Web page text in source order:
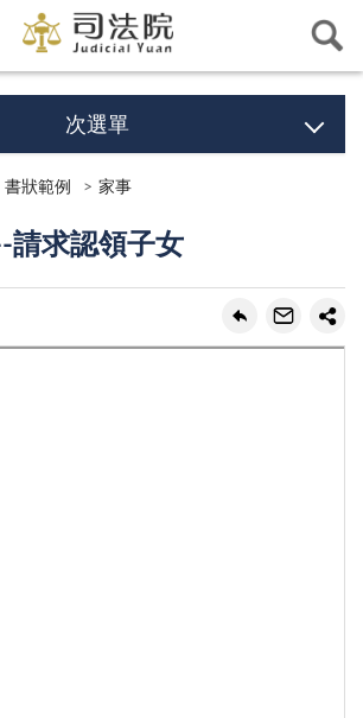
次選單
書狀範例 家事
請求認領子女